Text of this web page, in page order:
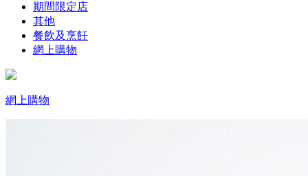
期間限定店
其他
餐飲及烹飪
網上購物
網上購物